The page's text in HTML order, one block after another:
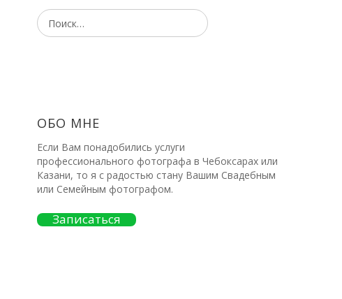
ОБО МНЕ
Если Вам понадобились услуги
профессионального фотографа в Чебоксарах или
Казани, то я с радостью стану Вашим Свадебным
или Семейным фотографом.
Записаться